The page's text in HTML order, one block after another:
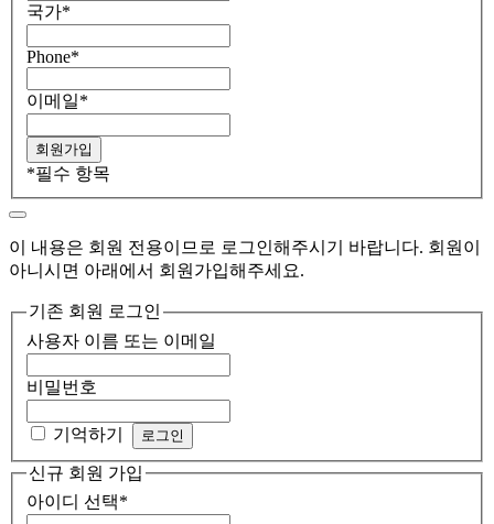
국가*
Phone*
이메일*
*필수 항목
이 내용은 회원 전용이므로 로그인해주시기 바랍니다. 회원이
아니시면 아래에서 회원가입해주세요.
기존 회원 로그인
사용자 이름 또는 이메일
비밀번호
기억하기
신규 회원 가입
아이디 선택*